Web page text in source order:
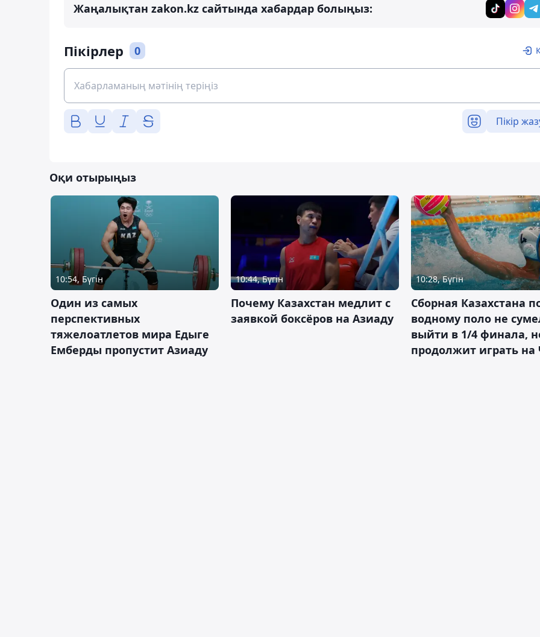
Жаңалықтан zakon.kz сайтында хабардар болыңыз:
Пікірлер 0
Пікір
Оқи отырыңыз
10:54, Бүгін
Один из самых
перспективных
тяжелоатлетов мира Едыге
Емберды пропустит Азиаду
10:44, Бүгін
Почему Казахстан медлит с
заявкой боксёров на Азиаду
10:28, Бүгін
Сборная Казахстана
водному поло не
выйти в 1/4 финала,
продолжит играть